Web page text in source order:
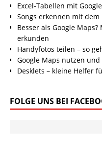
Excel-Tabellen mit
Songs erkennen mit dem
Besser als Google
erkunden
Handyfotos teilen – so
Google Maps nutzen
Desklets – kleine Helfer
FOLGE UNS BEI